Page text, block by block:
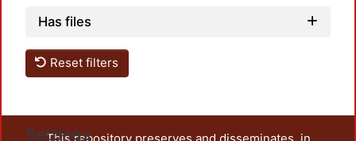
Has files
Reset filters
Settings